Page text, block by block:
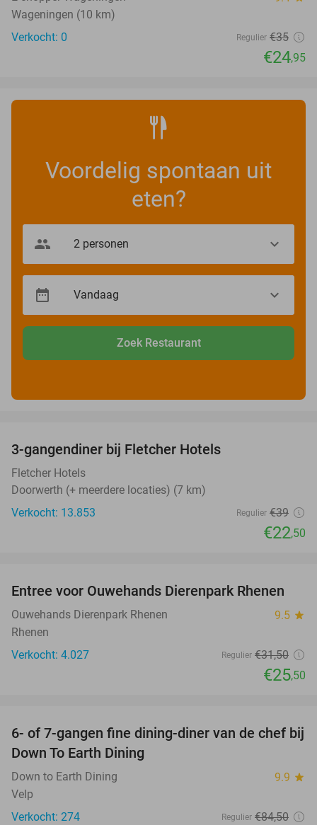
Wageningen (10 km)
Verkocht: 0
Regulier €35
€24,95
Voordelig spontaan uit
eten?
Zoek Restaurant
3-gangendiner bij Fletcher Hotels
Fletcher Hotels
Doorwerth (+ meerdere locaties) (7 km)
Verkocht: 13.853
Regulier €39
€22,50
19%
Entree voor Ouwehands Dierenpark Rhenen
Ouwehands Dierenpark Rhenen 9.5 star
Rhenen
Verkocht: 4.027
Regulier €31,50
€25,50
36%
6- of 7-gangen fine dining-diner van de chef bij
Down To Earth Dining
Down to Earth Dining 9.9 star
Velp
Verkocht: 274
Regulier €84,50